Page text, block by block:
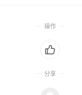
操作
分享